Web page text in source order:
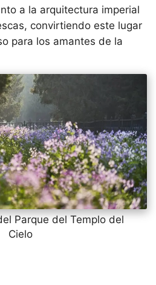
a la arquitectura imperial
convirtiendo este lugar
para los amantes de la
Parque del Templo del
Cielo